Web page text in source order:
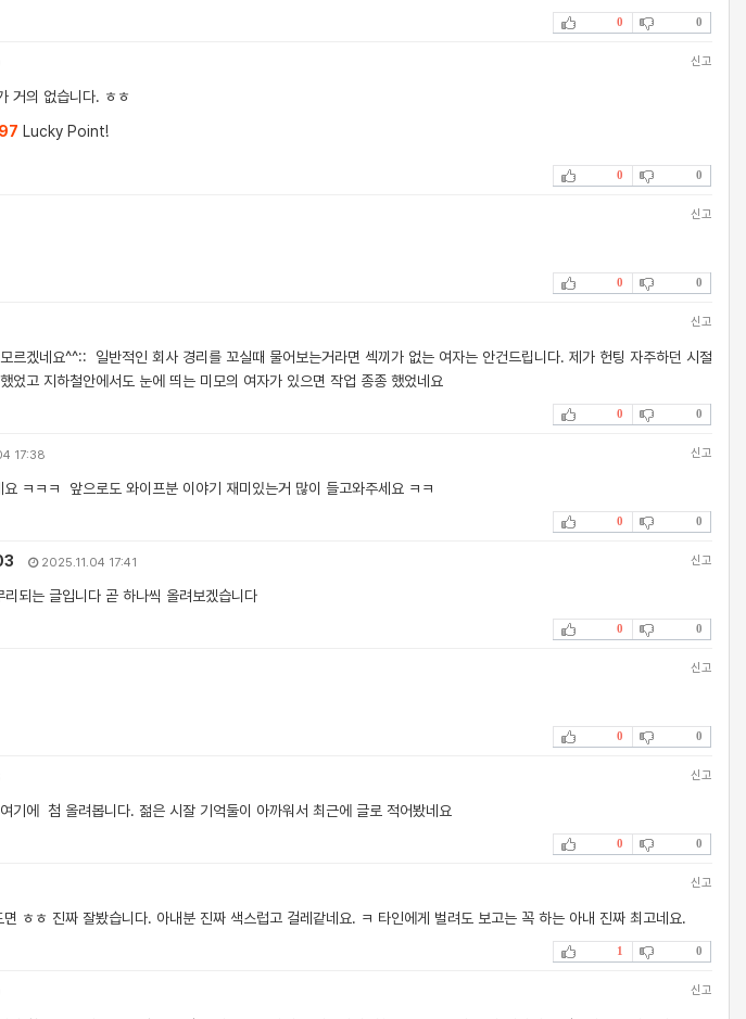
0 0
신고
거의 없습니다. ㅎㅎ
Lucky Point!
0 0
신고
0 0
신고
르겠네요^^:: 일반적인 회사 경리를 꼬실때 물어보는거라면 섹끼가 없는 여자는 안건드립니다. 제가 헌팅 자주하던 시절
었고 지하철안에서도 눈에 띄는 미모의 여자가 있으면 작업 종종 했었네요
0 0
17:38 신고
ㅋㅋㅋ 앞으로도 와이프분 이야기 재미있는거 많이 들고와주세요 ㅋㅋ
0 0
2025.11.04 17:41 신고
되는 글입니다 곧 하나씩 올려보겠습니다
0 0
신고
0 0
신고
기에 첨 올려봅니다. 젊은 시잘 기억둘이 아까워서 최근에 글로 적어봤네요
0 0
신고
ㅎㅎ 진짜 잘봤습니다. 아내분 진짜 색스럽고 걸레같네요. ㅋ 타인에게 벌려도 보고는 꼭 하는 아내 진짜 최고네요.
1 0
신고